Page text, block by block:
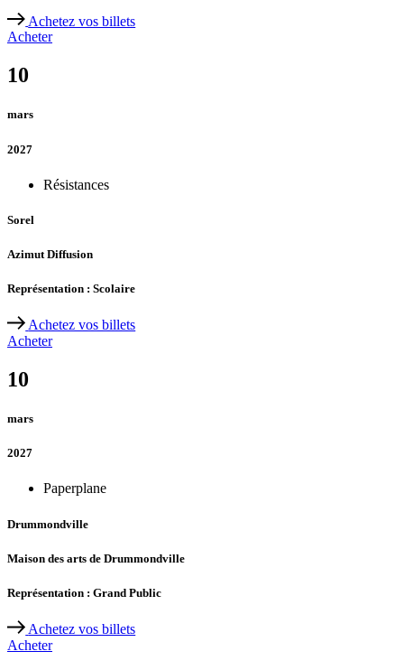
Achetez vos billets
Acheter
10
mars
2027
Résistances
Sorel
Azimut Diffusion
Représentation : Scolaire
Achetez vos billets
Acheter
10
mars
2027
Paperplane
Drummondville
Maison des arts de Drummondville
Représentation : Grand Public
Achetez vos billets
Acheter